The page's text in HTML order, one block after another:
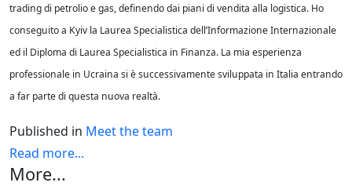
trading di petrolio e gas, definendo dai piani di vendita alla logistica. Ho
conseguito a Kyiv la Laurea Specialistica dell’Informazione Internazionale
ed il Diploma di Laurea Specialistica in Finanza. La mia esperienza
professionale in Ucraina si è successivamente sviluppata in Italia entrando
a far parte di questa nuova realtà.
Published in Meet the team
Read more...
More...